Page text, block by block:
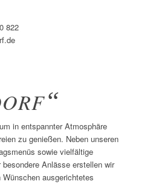
822
“
in entspannter Atmosphäre
zu genießen. Neben unseren
sowie vielfältige
Anlässe erstellen wir
ausgerichtetes